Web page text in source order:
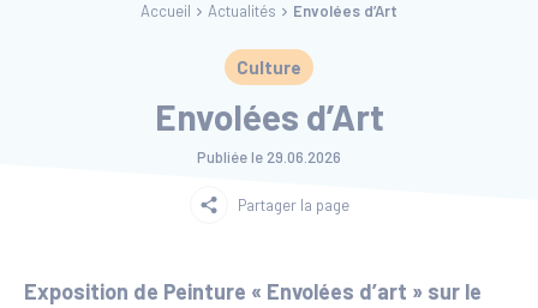
Accueil Actualités Envolées d’Art
Culture
Envolées d’Art
Publiée le 29.06.2026
Partager la page
Exposition de Peinture « Envolées d’art » sur le